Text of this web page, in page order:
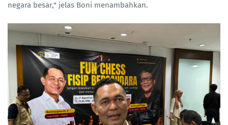
negara besar," jelas Boni menambahkan.